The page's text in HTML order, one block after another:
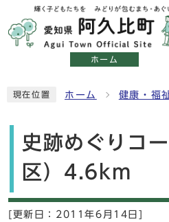
ホーム
現在位置 ホーム 健康・福
史跡めぐりコ
区）4.6km
[更新日： 2011年6月14日]